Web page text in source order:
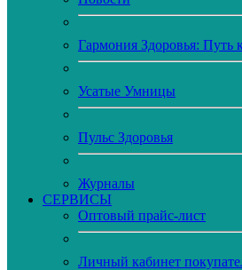
Гармония Здоровья: Путь
Усатые Умницы
Пульс Здоровья
Журналы
CЕРВИСЫ
Оптовый прайс-лист
Личный кабинет